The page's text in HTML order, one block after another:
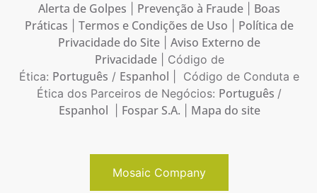
Alerta de Golpes Prevenção à Fraude
Boas
Práticas
Termos e Condições de Uso
Política de
Privacidade do Site
Aviso Externo de
Privacidade| Código de
Ética: Português / Espanhol | Código de Conduta e
Ética dos Parceiros de Negócios: Português /
Espanhol Fospar S.A. Mapa do site
Mosaic Company